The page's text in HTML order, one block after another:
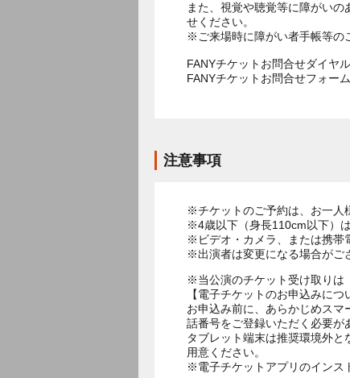
また、視覚や聴覚等に障がい
せください。
※ご来場時に障がい者手帳等の
FANYチケットお問合せダイヤ
FANYチケットお問合せフォー
注意事項
※チケットのご予約は、お一人
※4歳以下（身長110cm以下）は
※ビデオ・カメラ、または携帯
※出演者は変更になる場合がご
※当公演のチケット受け取りは
【電子チケットのお申込みにつ
お申込み前に、あらかじめス
話番号をご登録いただく必要が
タブレット端末は推奨環境外
用意ください。
※電子チケットアプリのインス